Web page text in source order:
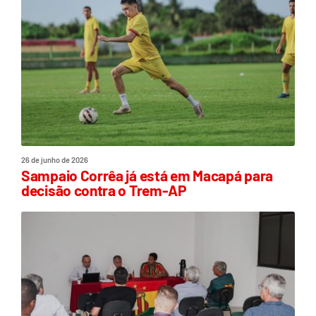
26 de junho de 2026
Sampaio Corrêa já está em Macapá para
decisão contra o Trem-AP